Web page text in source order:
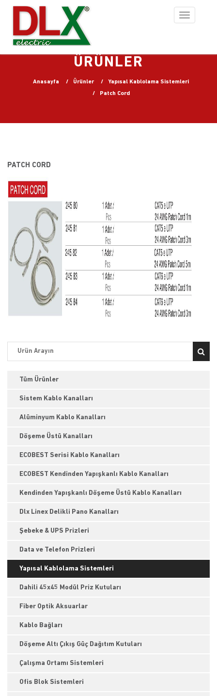
Toggle
navigation
ÜRÜNLER
Anasayfa Ürünler
Yapısal Kablolama Sistemleri
Patch Cord
PATCH CORD
Tüm Ürünler
Sistem Kablo Kanalları
Alüminyum Kablo Kanalları
Döşeme Üstü Kanalları
ECOBEST Serisi Kablo Kanalları
ECOBEST Kendinden Yapışkanlı Kablo Kanalları
Kendinden Yapışkanlı Döşeme Üstü Kablo Kanalları
Dlx Linex Delikli Pano Kanalları
Şebeke & UPS Prizleri
Data ve Telefon Prizleri
Yapısal Kablolama Sistemleri
Dahili 45x45 Modül Priz Kutuları
Fiber Optik Aksuarlar
Kablo Bağları
Döşeme Altı Çıkış Güç Dağıtım Kutuları
Çalışma Ortamı Sistemleri
Ofis Blok Sistemleri